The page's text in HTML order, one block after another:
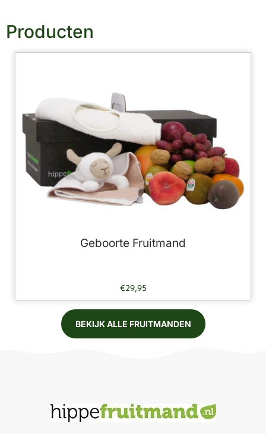
Producten
Geboorte Fruitmand
€29,95
BEKIJK ALLE FRUITMANDEN